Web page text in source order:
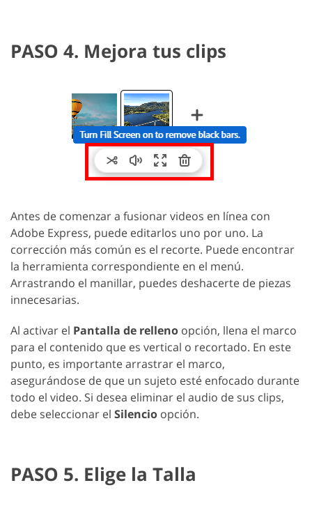
PASO 4. Mejora tus clips
Antes de comenzar a fusionar videos en línea con
Adobe Express, puede editarlos uno por uno. La
corrección más común es el recorte. Puede encontrar
la herramienta correspondiente en el menú.
Arrastrando el manillar, puedes deshacerte de piezas
innecesarias.
Al activar el Pantalla de relleno opción, llena el marco
para el contenido que es vertical o recortado. En este
punto, es importante arrastrar el marco,
asegurándose de que un sujeto esté enfocado durante
todo el video. Si desea eliminar el audio de sus clips,
debe seleccionar el Silencio opción.
PASO 5. Elige la Talla